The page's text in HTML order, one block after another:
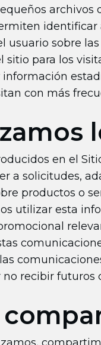
identificar
usuario sobre
sitio para los
información
con más
en el
a solicitudes,
productos o
utilizar esta
recibir futuros